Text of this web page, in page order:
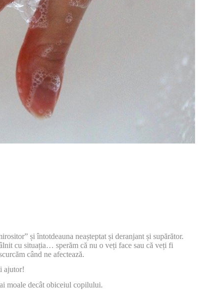
și întotdeauna neașteptat și deranjant și supărător.
cu situația… sperăm că nu o veți face sau că veți fi
când ne afectează.
ajutor!
moale decât obiceiul copilului.